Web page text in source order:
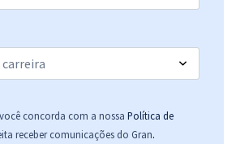
concorda com a nossa Política de
receber comunicações do Gran.